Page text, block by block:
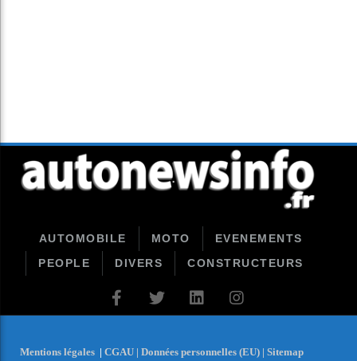
AUTOMOBILE MOTO
EVENEMENTS
PEOPLE
DIVERS CONSTRUCTEURS
Mentions légales | CGAU | Données personnelles (EU) | Sitemap